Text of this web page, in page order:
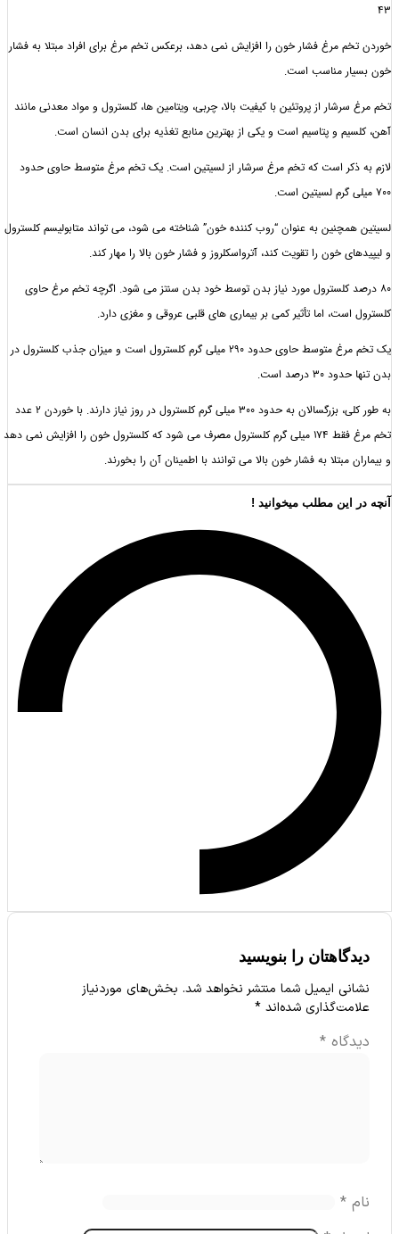
مرغ فشار خون را افزایش نمی دهد، برعکس تخم مرغ برای افراد مبتلا به فشار
مناسب است.
از پروتئین با کیفیت بالا، چربی، ویتامین ها، کلسترول و مواد معدنی مانند
و پتاسیم است و یکی از بهترین منابع تغذیه برای بدن انسان است.
ذکر است که تخم مرغ سرشار از لسیتین است. یک تخم مرغ متوسط ​​حاوی حدود
به عنوان “روب کننده خون” شناخته می شود، می تواند متابولیسم کلسترول
خون را تقویت کند، آترواسکلروز و فشار خون بالا را مهار کند.
کلسترول مورد نیاز بدن توسط خود بدن سنتز می شود. اگرچه تخم مرغ حاوی
اما تأثیر کمی بر بیماری های قلبی عروقی و مغزی دارد.
یک تخم مرغ متوسط ​​حاوی حدود 290 میلی گرم کلسترول است و میزان جذب کلسترول در
درصد است.
به طور کلی، بزرگسالان به حدود 300 میلی گرم کلسترول در روز نیاز دارند. با خوردن 2 عدد
تخم مرغ فقط 174 میلی گرم کلسترول مصرف می شود که کلسترول خون را افزایش نمی دهد
مبتلا به فشار خون بالا می توانند با اطمینان آن را بخورند.
این مطلب میخوانید !
را بنویسید
ایمیل شما منتشر نخواهد شد. بخش‌های موردنیاز
شده‌اند *
*